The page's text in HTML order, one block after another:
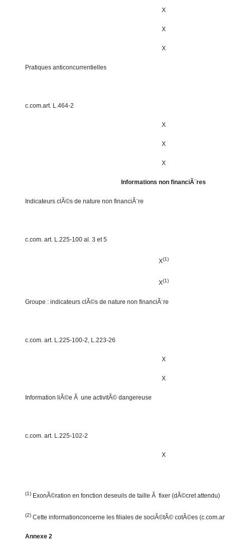
X
X
X
Pratiques anticoncurrentielles
c.com.art. L.464-2
X
X
X
Informations non financiÃ¨res
Indicateurs clÃ©s de nature non financiÃ¨re
c.com. art. L.225-100 al. 3 et 5
X(1)
X(1)
Groupe : indicateurs clÃ©s de nature non financiÃ¨re
c.com. art. L.225-100-2, L.223-26
X
X
Information liÃ©e Ã une activitÃ© dangereuse
c.com. art. L.225-102-2
X
(1) ExonÃ©ration en fonction deseuils de taille Ã fixer (dÃ©cret attendu)
(2) Cette informationconcerne les filiales de sociÃ©tÃ© cotÃ©es
Annexe 2